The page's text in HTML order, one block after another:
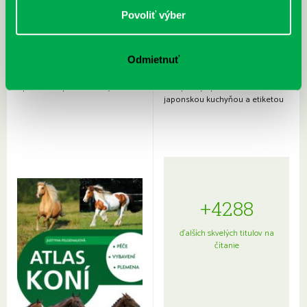
Povoliť výber
Odmietnuť
Sprievodca po hviezdnej oblohe
kompletný sprievodca
japonskou kuchyňou a etiketou
+4288
ďalších skvelých titulov na
čítanie